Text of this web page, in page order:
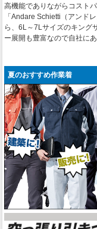
高機能でありながらコスト
「Andare Schietti（アンド
ら、6L～7Lサイズのキング
ー展開も豊富なので自社に
夏のおすすめ作業着